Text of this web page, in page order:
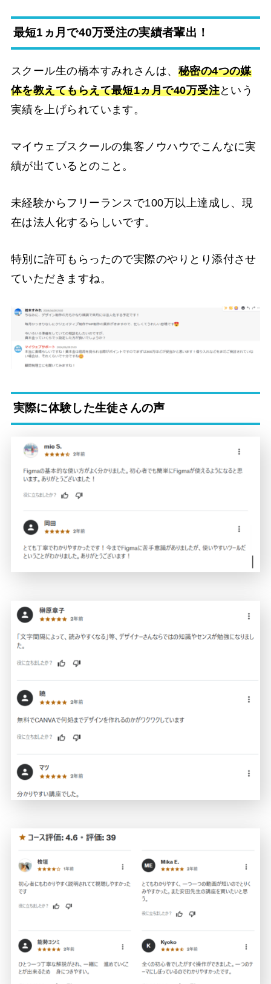
最短1ヵ月で40万受注の実績者輩出！
スクール生の橋本すみれさんは、 秘密の4つの媒
体を教えてもらえて最短1ヵ月で40万受注という
実績を上げられています。
マイウェブスクールの集客ノウハウでこんなに実
績が出ているとのこと。
未経験からフリーランスで100万以上達成し、現
在は法人化するらしいです。
特別に許可もらったので実際のやりとり添付させ
ていただきますね。
実際に体験した生徒さんの声